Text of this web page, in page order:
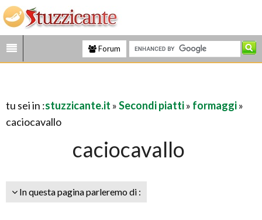
Forum
tu sei in :stuzzicante.it »Secondi piatti» formaggi»
caciocavallo
caciocavallo
In questa pagina parleremo di :